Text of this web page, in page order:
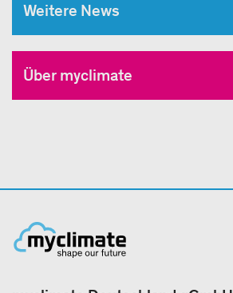
Weitere News
Über myclimate